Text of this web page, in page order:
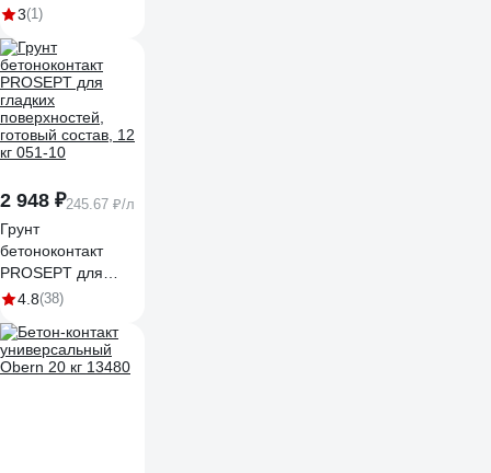
УТ000012852
3(1)
2 948 ₽245.67 ₽/л
Грунт
бетоноконтакт
PROSEPT для
гладких
готовый состав, 12
кг 051-10
4.8(38)